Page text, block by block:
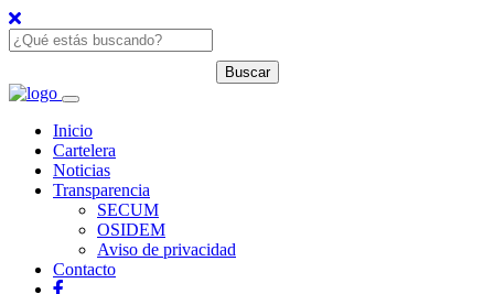
Inicio
Cartelera
Noticias
Transparencia
SECUM
OSIDEM
Aviso de privacidad
Contacto